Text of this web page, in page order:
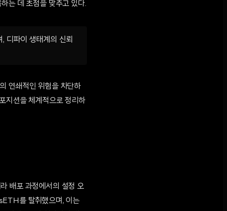
는 데 초점을 맞추고 있다.
디파이 생태계의 신뢰
연쇄적인 위험을 차단하
지션을 체계적으로 정리하
배포 과정에서의 설정 오
를 탈취했으며, 이는